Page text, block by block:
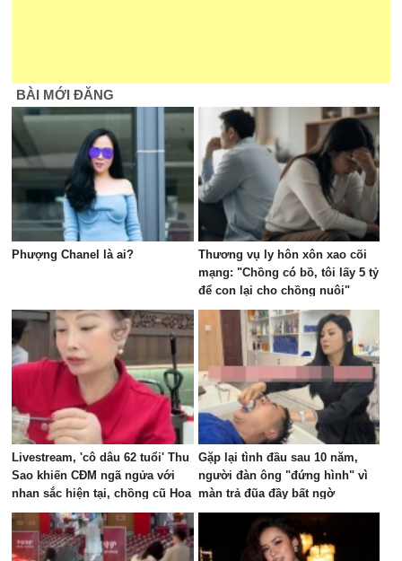
BÀI MỚI ĐĂNG
Phượng Chanel là ai?
Thương vụ ly hôn xôn xao cõi
mạng: "Chồng có bồ, tôi lấy 5 tỷ
để con lại cho chồng nuôi"
Livestream, 'cô dâu 62 tuổi' Thu
Sao khiến CĐM ngã ngửa với
nhan sắc hiện tại, chồng cũ Hoa
Cương bị réo tên
Gặp lại tình đầu sau 10 năm,
người đàn ông "đứng hình" vì
màn trả đũa đầy bất ngờ